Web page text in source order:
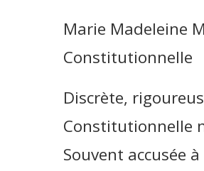
Marie Madeleine
Constitutionnelle
Discrète,
Constitutionnelle
Souvent accusée